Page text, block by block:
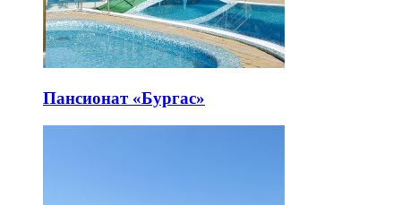
Пансионат «Бургас»